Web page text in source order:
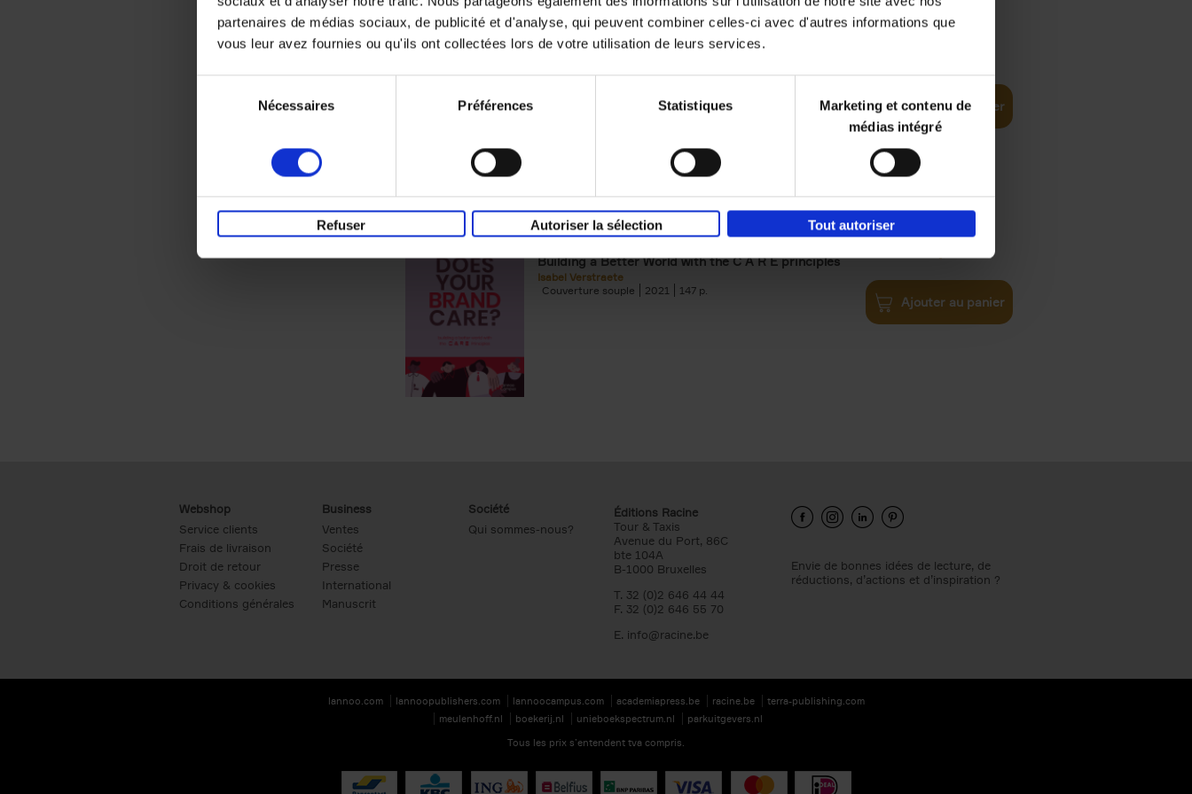
partenaires de médias sociaux, de publicité et d'analyse, qui peuvent combiner celles-ci avec d'autres informations que
vous leur avez fournies ou qu'ils ont collectées lors de votre utilisation de leurs services.
Nécessaires Préférences Statistiques
Marketing et contenu de
médias intégré
Refuser Autoriser la sélection Tout autoriser
Digital marketing like a PRO -
completely revised edition
Ajouter au panier
Does Your Brand Care?
Building a Better World with the C A R E principles
Isabel Verstraete
Couverture souple
2021 147
€34,99
Ajouter au panier
Webshop
Service clients
Frais de livraison
Droit de retour
Privacy & cookies
Conditions générales
Business
Ventes
Société
Presse
International
Manuscrit
Société
Qui sommes-nous?
Éditions Racine
Tour & Taxis
Avenue du Port, 86C
bte 104A
B-1000 Bruxelles
T. 32 (0)2 646 44 44
F. 32 (0)2 646 55 70
E. info@racine.be
Envie de bonnes idées de lecture, de
réductions, d’actions et d’inspiration ?
lannoo.com lannoopublishers.com lannoocampus.com academiapress.be racine.be
terra-publishing.com
meulenhoff.nl
boekerij.nl unieboekspectrum.nl
parkuitgevers.nl
Tous les prix s’entendent tva compris.